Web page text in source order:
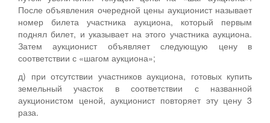
После объявления очередной цены аукционист называет
номер билета участника аукциона, который первым
поднял билет, и указывает на этого участника аукциона.
Затем аукционист объявляет следующую цену в
соответствии с «шагом аукциона»;
д) при отсутствии участников аукциона, готовых купить
земельный участок в соответствии с названной
аукционистом ценой, аукционист повторяет эту цену 3
раза.